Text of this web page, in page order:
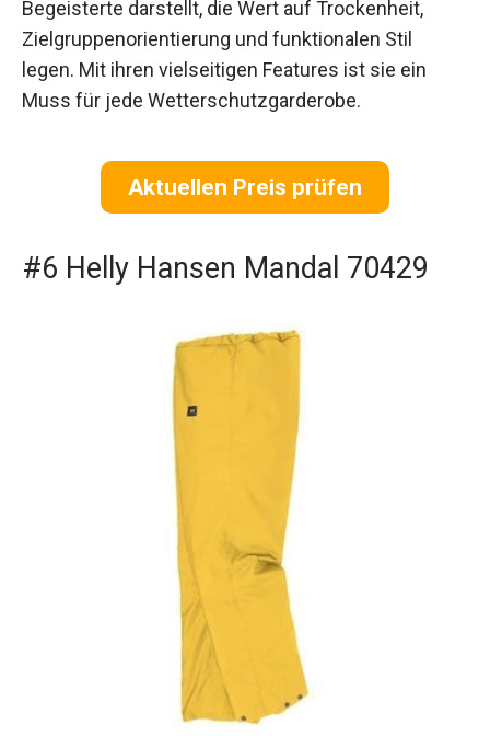
Begeisterte darstellt, die Wert auf Trockenheit,
Zielgruppenorientierung und funktionalen Stil
legen. Mit ihren vielseitigen Features ist sie ein
Muss für jede Wetterschutzgarderobe.
Aktuellen Preis prüfen
#6 Helly Hansen Mandal 70429